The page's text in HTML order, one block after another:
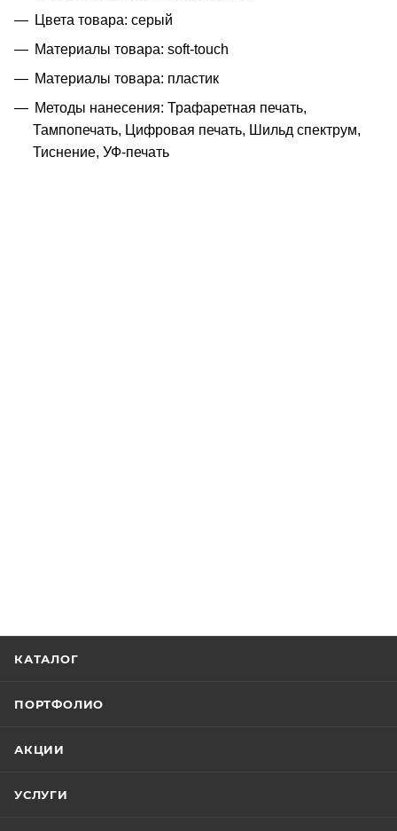
Цвета товара: серый
Материалы товара: soft-touch
Материалы товара: пластик
Методы нанесения: Трафаретная печать,
Тампопечать, Цифровая печать, Шильд спектрум,
Тиснение, УФ-печать
КАТАЛОГ
ПОРТФОЛИО
АКЦИИ
УСЛУГИ